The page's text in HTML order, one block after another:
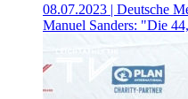
08.07.2023 | Deutsche
Manuel Sanders: "Die